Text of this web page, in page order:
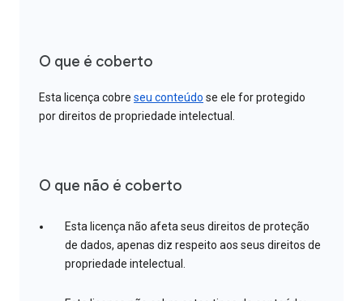
O que é coberto
Esta licença cobre seu conteúdo se ele for protegido
por direitos de propriedade intelectual.
O que não é coberto
Esta licença não afeta seus direitos de proteção
de dados, apenas diz respeito aos seus direitos de
propriedade intelectual.